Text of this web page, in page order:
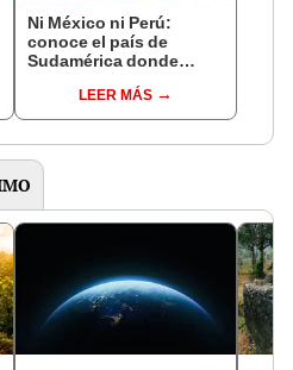
Ni México ni Perú:
conoce el país de
Sudamérica donde
estudioLEER MÁS